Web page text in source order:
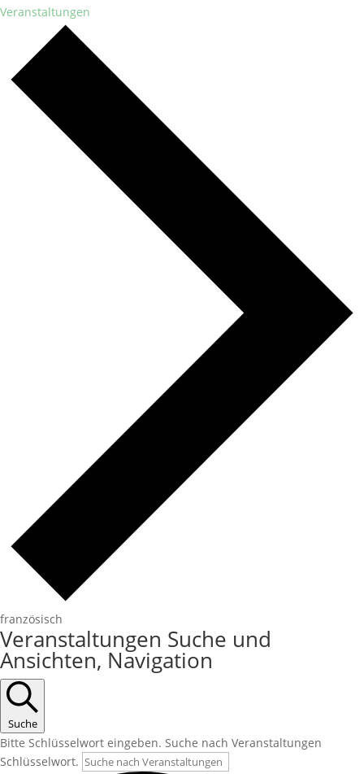
Veranstaltungen
französisch
Veranstaltungen Suche und
Ansichten, Navigation
Suche
Bitte Schlüsselwort eingeben. Suche nach Veranstaltungen
Schlüsselwort.